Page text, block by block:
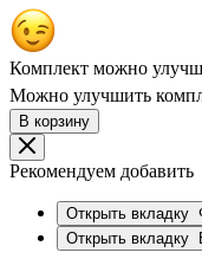
Комплект можно
Можно улучшить
В корзину
Рекомендуем добавить
Открыть вкладку
Открыть вкладку